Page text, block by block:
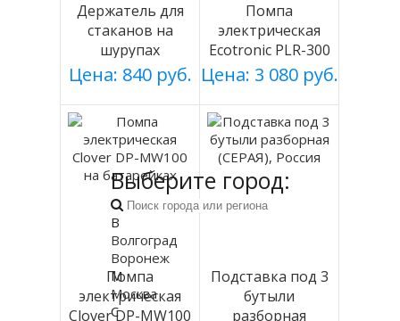
Держатель для
стаканов на
шурупах
СЕРЕБРИСТЫЙ
мод 003
Цена: 840 руб.
Помпа
электрическая
Ecotronic PLR-300
white
Цена: 3 080 руб.
Помпа
электрическая
Clover DP-MW100
Подставка под 3
бутыли
разборная
Выберите город:
В
Волгоград
Воронеж
М
Москва
С